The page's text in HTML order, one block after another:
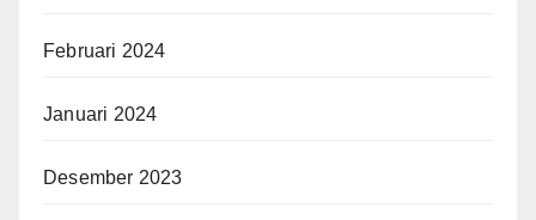
Februari 2024
Januari 2024
Desember 2023